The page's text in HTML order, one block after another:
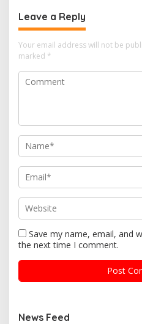
Leave a Reply
Your email address will not be
marked *
Save my name, email, and
the next time I comment.
News Feed